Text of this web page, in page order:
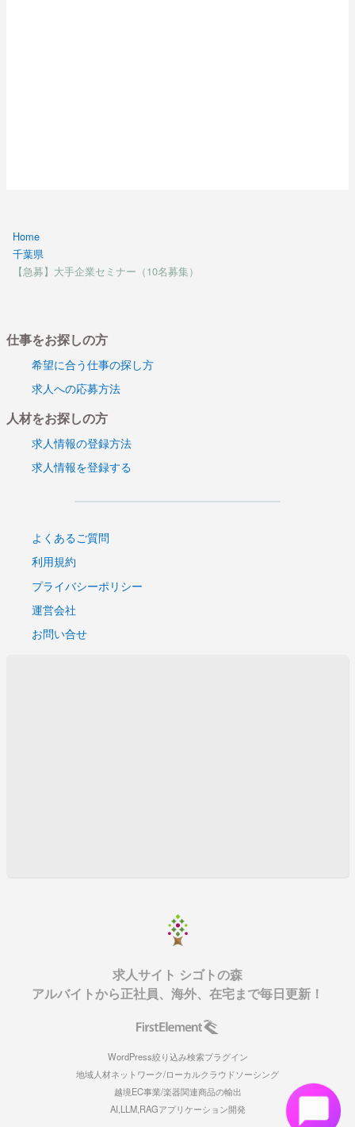
Home
千葉県
【急募】大手企業セミナー（10名募集）
仕事をお探しの方
希望に合う仕事の探し方
求人への応募方法
人材をお探しの方
求人情報の登録方法
求人情報を登録する
よくあるご質問
利用規約
プライバシーポリシー
運営会社
お問い合せ
求人サイト シゴトの森
アルバイトから正社員、海外、在宅まで毎日更新！
WordPress絞り込み検索プラグイン
地域人材ネットワーク/ローカルクラウドソーシング
越境EC事業/楽器関連商品の輸出
AI,LLM,RAGアプリケーション開発